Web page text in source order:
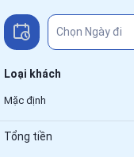
Loại khách
Mặc định
Tổng tiền